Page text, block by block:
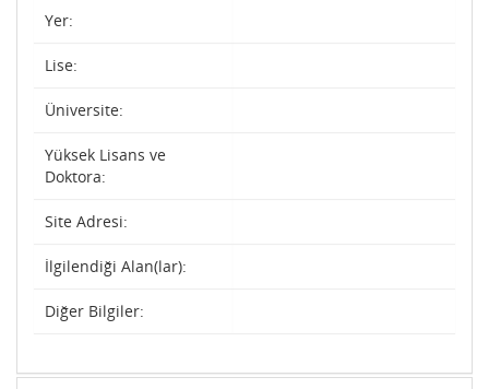
Yer:
Lise:
Üniversite:
Yüksek Lisans ve
Doktora:
Site Adresi:
İlgilendiği Alan(lar):
Diğer Bilgiler: